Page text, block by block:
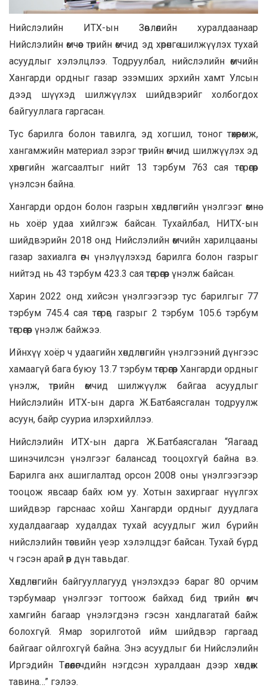
Нийслэлийн ИТХ-ын Зөвлөлийн хуралдаанаар
Нийслэлийн өмчөөс төрийн өмчид эд хөрөнгө шилжүүлэх тухай
асуудлыг хэлэлцлээ. Тодруулбал, нийслэлийн өмчийн
Хангарди ордныг газар эзэмших эрхийн хамт Улсын
дээд шүүхэд шилжүүлэх шийдвэрийг холбогдох
байгууллага гаргасан.
Тус барилга болон тавилга, эд хогшил, тоног төхөөрөмж,
хангамжийн материал зэрэг төрийн өмчид шилжүүлэх эд
хөрөнгийн жагсаалтыг нийт 13 тэрбум 763 сая төгрөгөөр
үнэлсэн байна.
Хангарди ордон болон газрын хөндлөнгийн үнэлгээг өмнө
нь хоёр удаа хийлгэж байсан. Тухайлбал, НИТХ-ын
шийдвэрийн 2018 онд Нийслэлийн өмчийн харилцааны
газар захиалга өгч үнэлүүлэхэд барилга болон газрыг
нийтэд нь 43 тэрбум 423.3 сая төгрөгөөр үнэлж байсан.
Харин 2022 онд хийсэн үнэлгээгээр тус барилгыг 77
тэрбум 745.4 сая төгрөг, газрыг 2 тэрбум 105.6 тэрбум
төгрөгөөр үнэлж байжээ.
Ийнхүү хоёр ч удаагийн хөндлөнгийн үнэлгээний дүнгээс
хамаагүй бага буюу 13.7 тэрбум төгрөгөөр Хангарди ордныг
үнэлж, төрийн өмчид шилжүүлж байгаа асуудлыг
Нийслэлийн ИТХ-ын дарга Ж.Батбаясгалан тодруулж
асуун, байр сууриа илэрхийллээ.
Нийслэлийн ИТХ-ын дарга Ж.Батбаясгалан “Яагаад
шинэчилсэн үнэлгээг балансад тооцохгүй байна вэ.
Барилга анх ашиглалтад орсон 2008 оны үнэлгээгээр
тооцож явсаар байх юм уу. Хотын захиргааг нүүлгэх
шийдвэр гарснаас хойш Хангарди ордныг дуудлага
худалдаагаар худалдах тухай асуудлыг жил бүрийн
нийслэлийн төсвийн үеэр хэлэлцдэг байсан. Тухай бүрд
ч гэсэн арай өөр дүн тавьдаг.
Хөндлөнгийн байгууллагууд үнэлэхдээ бараг 80 орчим
тэрбумаар үнэлгээг тогтоож байхад бид төрийн өмч
хамгийн багаар үнэлэгдэнэ гэсэн хандлагатай байж
болохгүй. Ямар зорилготой ийм шийдвэр гаргаад
байгааг ойлгохгүй байна. Энэ асуудлыг би Нийслэлийн
Иргэдийн Төлөөлөгчдийн нэгдсэн хуралдаан дээр хөндөж
тавина…” гэлээ.